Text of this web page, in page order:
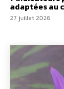
adaptées au
27 juillet 2026